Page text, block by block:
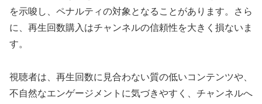
を示唆し、ペナルティの対象となることがあります。さら
に、再生回数購入はチャンネルの信頼性を大きく損ないま
す。
視聴者は、再生回数に見合わない質の低いコンテンツや、
不自然なエンゲージメントに気づきやすく、チャンネルへ